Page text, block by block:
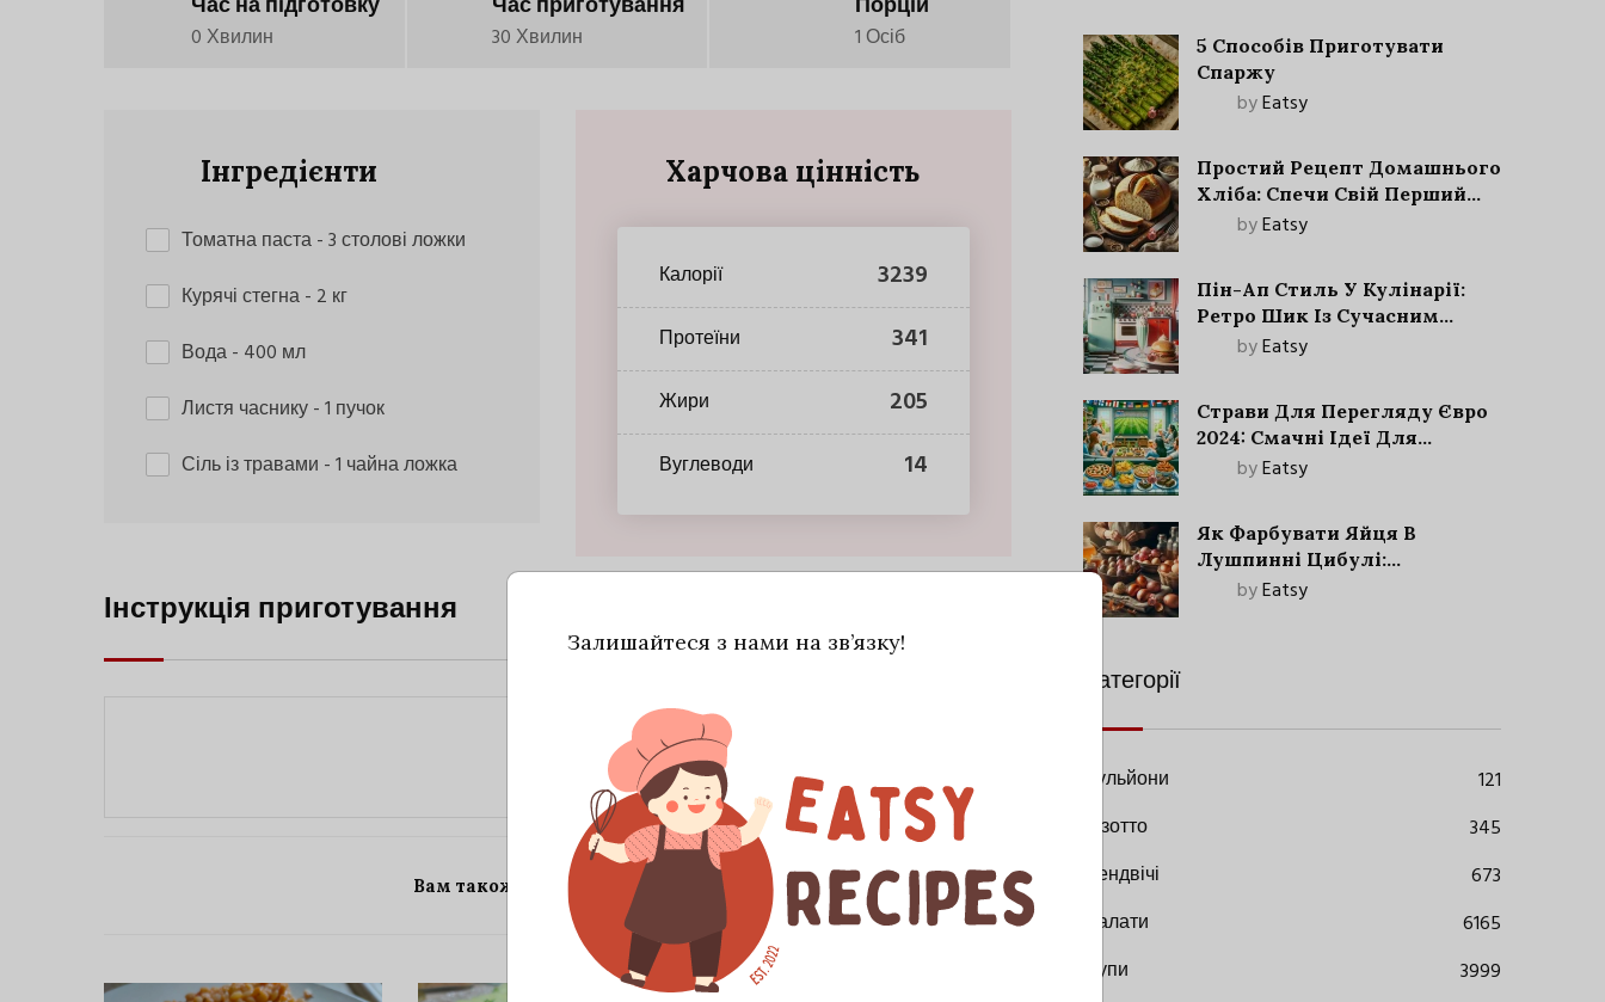
Час на підготовку
0 Хвилин
Час приготування
30 Хвилин
Порцій
1 Осіб
Інгредієнти
Томатна паста- 3 столові ложки
Курячі стегна- 2 кг
Вода- 400 мл
Листя часнику- 1 пучок
Сіль із травами - 1 чайна ложка
Харчова цінність
Калорії 3239
Протеїни 341
Жири 205
Вуглеводи 14
Інструкція приготування
Вам також може сподобатися
5 Способів Приготувати
Спаржу
byEatsy
Простий Рецепт Домашнього
Хліба: Спечи Свій Перший
Запашний Хліб!
byEatsy
Пін-Ап Стиль У Кулінарії:
Ретро Шик Із Сучасним
Акцентом
byEatsy
Страви Для Перегляду Євро
2024: Смачні Ідеї Для
Футбольного Свята
byEatsy
Як Фарбувати Яйця В
Лушпинні Цибулі:
Старовинний Метод З
byEatsy
Категорії
Бульйони
121
Різотто
345
Сендвічі
673
Салати
6165
Супи
3999
Залишайтеся з нами на зв’язку!